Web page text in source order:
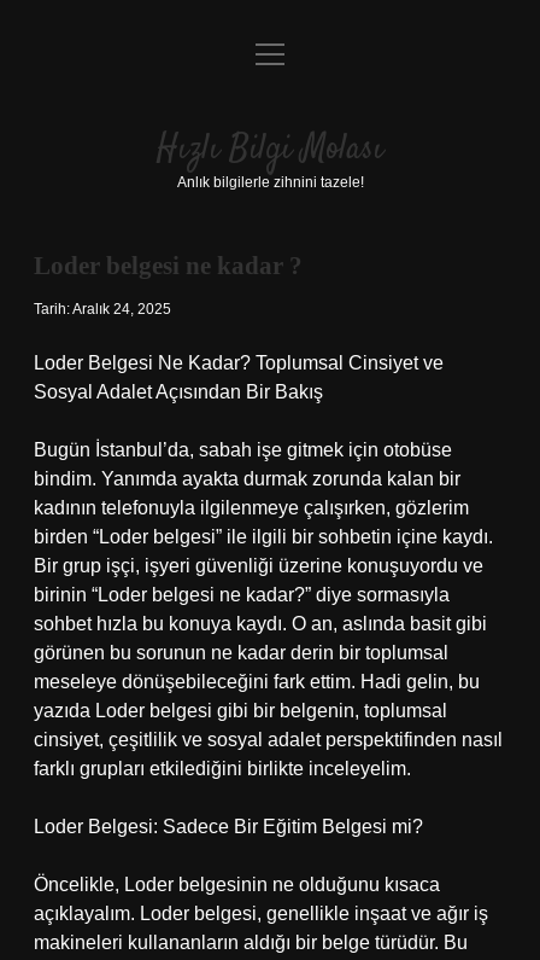
Anasayfa
Yasal Uyarı
menüyü
Hızlı Bilgi Molası
Anlık bilgilerle zihnini tazele!
Loder belgesi ne kadar ?
Tarih: Aralık 24, 2025
Loder Belgesi Ne Kadar? Toplumsal Cinsiyet ve
Sosyal Adalet Açısından Bir Bakış
Bugün İstanbul’da, sabah işe gitmek için otobüse
bindim. Yanımda ayakta durmak zorunda kalan bir
kadının telefonuyla ilgilenmeye çalışırken, gözlerim
birden “Loder belgesi” ile ilgili bir sohbetin içine kaydı.
Bir grup işçi, işyeri güvenliği üzerine konuşuyordu ve
birinin “Loder belgesi ne kadar?” diye sormasıyla
sohbet hızla bu konuya kaydı. O an, aslında basit gibi
görünen bu sorunun ne kadar derin bir toplumsal
meseleye dönüşebileceğini fark ettim. Hadi gelin, bu
yazıda Loder belgesi gibi bir belgenin, toplumsal
cinsiyet, çeşitlilik ve sosyal adalet perspektifinden nasıl
farklı grupları etkilediğini birlikte inceleyelim.
Loder Belgesi: Sadece Bir Eğitim Belgesi mi?
Öncelikle, Loder belgesinin ne olduğunu kısaca
açıklayalım. Loder belgesi, genellikle inşaat ve ağır iş
makineleri kullananların aldığı bir belge türüdür. Bu